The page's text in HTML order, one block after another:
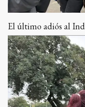
El último adiós al